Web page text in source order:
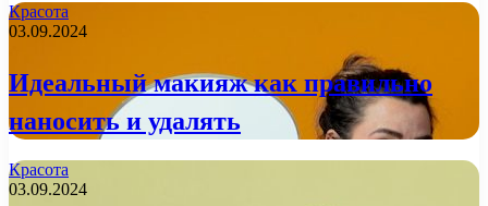
Красота
03.09.2024
Идеальный макияж как правильно
наносить и удалять
Красота
03.09.2024